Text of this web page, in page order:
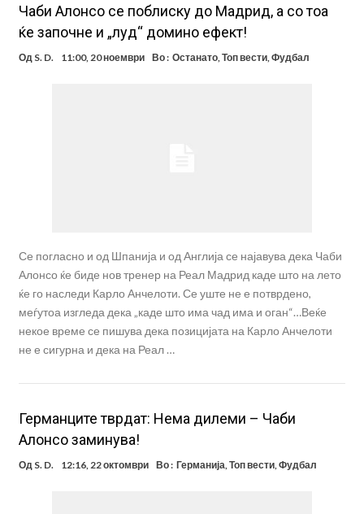
прифати најлудиот предизвик на кариерата – сам против
шестмина (Видео)
Меси, Нејмар и Суарез повторно заедно?!
Маркус Рашфорд повторно со Манчестер Јунајтед. Не е
заинтересиран за трансфер во Турција и Саудиска Арабија
Дарвин Нуњез на прагот на трансфер во Трабзонспор
Чаби Алонсо се поблиску до Мадрид, а со тоа
ќе започне и „луд“ домино ефект!
Од S. D. 11:00, 20 ноември Во : Останато, Топ вести, Фудбал
Се погласно и од Шпанија и од Англија се најавува дека Чаби
Алонсо ќе биде нов тренер на Реал Мадрид каде што на лето
ќе го наследи Карло Анчелоти. Се уште не е потврдено,
меѓутоа изгледа дека „каде што има чад има и оган“…Веќе
некое време се пишува дека позицијата на Карло Анчелоти
не е сигурна и дека на Реал …
Германците тврдат: Нема дилеми – Чаби
Алонсо заминува!
Од S. D. 12:16, 22 октомври Во : Германија,Топ вести,Фудбал